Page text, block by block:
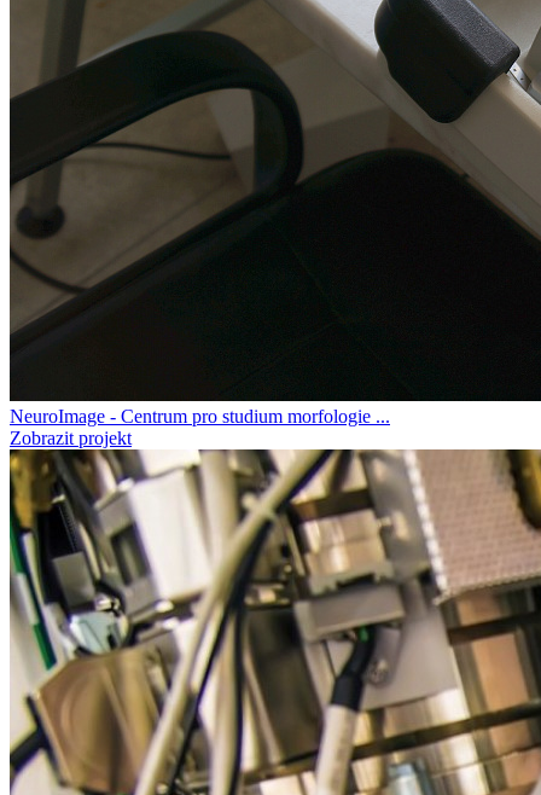
NeuroImage - Centrum pro studium morfologie ...
Zobrazit projekt